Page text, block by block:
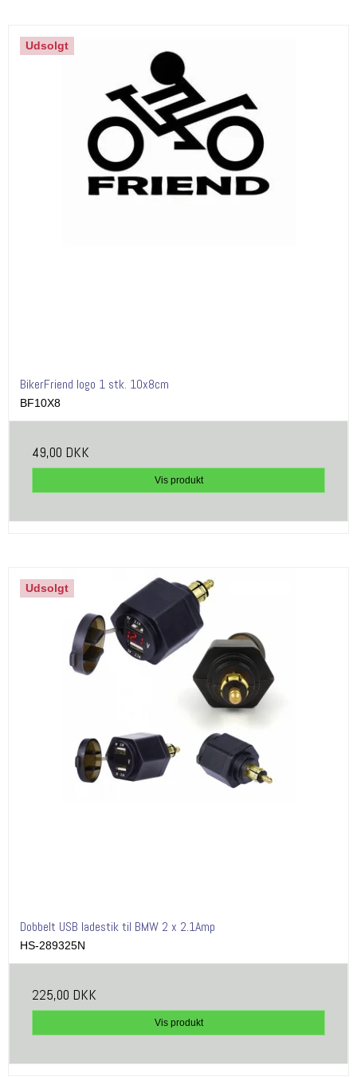
Udsolgt
BikerFriend logo 1 stk. 10x8cm
BF10X8
49,00 DKK
Vis produkt
Udsolgt
Dobbelt USB ladestik til BMW 2 x 2.1Amp
HS-289325N
225,00 DKK
Vis produkt